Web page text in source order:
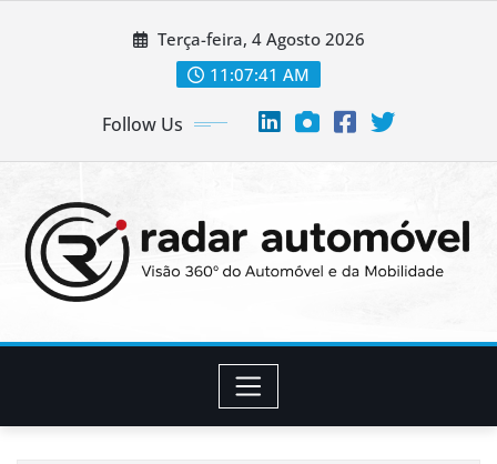
Terça-feira, 4 Agosto 2026
11:07:42 AM
Follow Us